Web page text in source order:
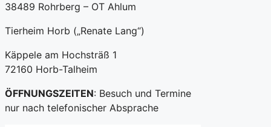
38489 Rohrberg – OT Ahlum
Tierheim Horb („Renate Lang“)
Käppele am Hochsträß 1
72160 Horb-Talheim
ÖFFNUNGSZEITEN: Besuch und Termine
nur nach telefonischer Absprache